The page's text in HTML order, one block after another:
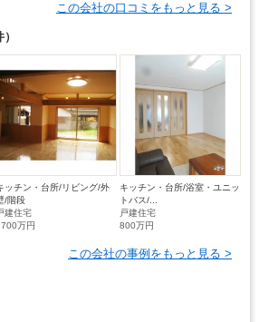
この会社の口コミをもっと見る >
ッチン・台所/リビング/外
/階段
建住宅
万円
キッチン・台所/浴室・ユニッ
トバス/...
戸建住宅
800万円
この会社の事例をもっと見る >